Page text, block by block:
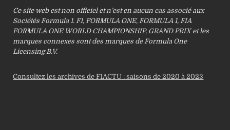
Ce site web est non officiel et n’est en aucun cas associé aux
Sociétés Formula 1. F1, FORMULA ONE, FORMULA 1, FIA
FORMULA ONE WORLD CHAMPIONSHIP, GRAND PRIX et les
marques connexes sont des marques de Formula One
Licensing B.V.
Consultez les archives de F1ACTU : saisons de 2020 à 2023